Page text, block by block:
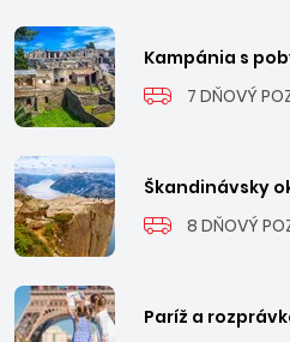
Kampánia s
7 DŇOVÝ
Škandinávsky
8 DŇOVÝ
Paríž a